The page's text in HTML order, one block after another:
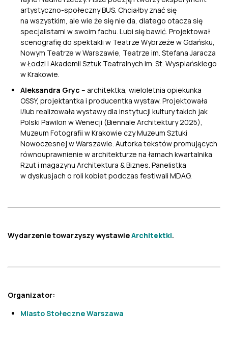
artystyczno-społeczny BUS. Chciałby znać się
na wszystkim, ale wie że się nie da, dlatego otacza się
specjalistami w swoim fachu. Lubi się bawić. Projektował
scenografię do spektakli w Teatrze Wybrzeże w Gdańsku,
Nowym Teatrze w Warszawie, Teatrze im. Stefana Jaracza
w Łodzi i Akademii Sztuk Teatralnych im. St. Wyspiańskiego
w Krakowie.
Aleksandra Gryc – architektka, wieloletnia opiekunka
OSSY, projektantka i producentka wystaw. Projektowała
i/lub realizowała wystawy dla instytucji kultury takich jak
Polski Pawilon w Wenecji (Biennale Architektury 2025),
Muzeum Fotografii w Krakowie czy Muzeum Sztuki
Nowoczesnej w Warszawie. Autorka tekstów promujących
równouprawnienie w architekturze na łamach kwartalnika
Rzut i magazynu Architektura & Biznes. Panelistka
w dyskusjach o roli kobiet podczas festiwali MDAG.
Wydarzenie towarzyszy wystawieArchitektki.
Organizator:
Miasto Stołeczne Warszawa